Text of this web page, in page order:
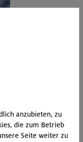
anzubieten, zu
die zum Betrieb
Seite weiter zu